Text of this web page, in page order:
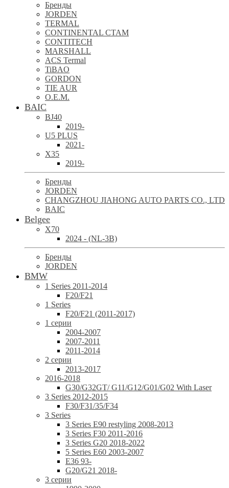
Бренды
JORDEN
TERMAL
CONTINENTAL CTAM
CONTITECH
MARSHALL
ACS Termal
TiBAO
GORDON
TIE AUR
O.E.M.
BAIC
BJ40
2019-
U5 PLUS
2021-
X35
2019-
Бренды
JORDEN
CHANGZHOU JIAHONG AUTO PARTS CO., LTD
BAIC
Belgee
X70
2024 - (NL-3B)
Бренды
JORDEN
BMW
1 Series 2011-2014
F20/F21
1 Series
F20/F21 (2011-2017)
1 серии
2004-2007
2007-2011
2011-2014
2 серии
2013-2017
2016-2018
G30/G32GT/ G11/G12/G01/G02 With Laser
3 Series 2012-2015
F30/F31/35/F34
3 Series
3 Series E90 restyling 2008-2013
3 Series F30 2011-2016
3 Series G20 2018-2022
5 Series E60 2003-2007
E36 93-
G20/G21 2018-
3 серии